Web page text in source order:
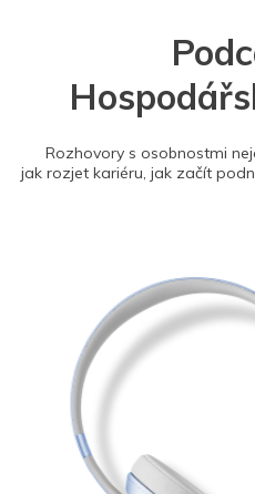
Rozhovory s osobnostmi
jak rozjet kariéru, jak začít